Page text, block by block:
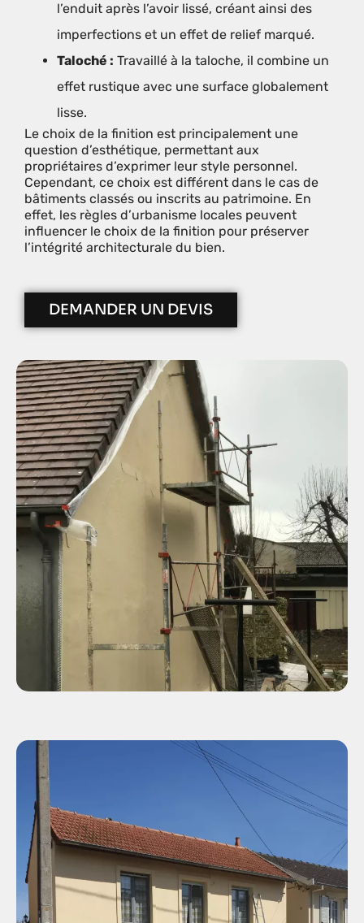
l’enduit après l’avoir lissé, créant ainsi des
imperfections et un effet de relief marqué.
Taloché : Travaillé à la taloche, il combine un
effet rustique avec une surface globalement
lisse.
Le choix de la finition est principalement une
question d’esthétique, permettant aux
propriétaires d’exprimer leur style personnel.
Cependant, ce choix est différent dans le cas de
bâtiments classés ou inscrits au patrimoine. En
effet, les règles d’urbanisme locales peuvent
influencer le choix de la finition pour préserver
l’intégrité architecturale du bien.
DEMANDER UN DEVIS